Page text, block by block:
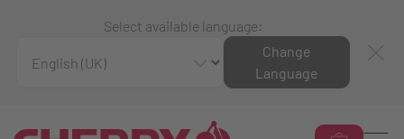
Select available language:
Change
Language